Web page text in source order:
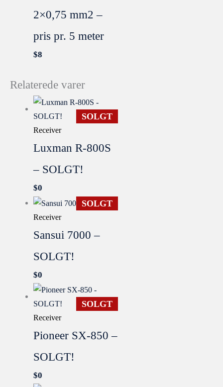
2×0,75 mm2 –
pris pr. 5 meter
$8
Relaterede varer
SOLGT
Receiver
Luxman R-800S
– SOLGT!
$0
SOLGT
Receiver
Sansui 7000 –
SOLGT!
$0
SOLGT
Receiver
Pioneer SX-850 –
SOLGT!
$0